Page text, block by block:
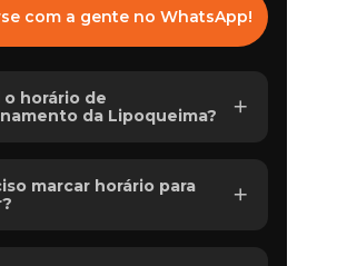
com a gente no WhatsApp!
o horário de
da Lipoqueima?
a sexta das 05h às 22h, e aos
das 07h às 13h e domingo
marcar horário para